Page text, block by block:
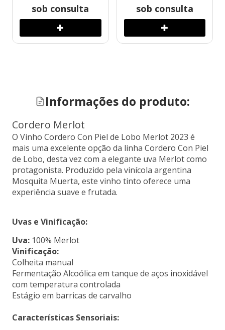
sob consulta sob consulta
Informações do produto:
Cordero Merlot
O Vinho Cordero Con Piel de Lobo Merlot 2023 é
mais uma excelente opção da linha Cordero Con Piel
de Lobo, desta vez com a elegante uva Merlot como
protagonista. Produzido pela vinícola argentina
Mosquita Muerta, este vinho tinto oferece uma
experiência suave e frutada.
Uvas e Vinificação:
Uva: 100% Merlot
Vinificação:
Colheita manual
Fermentação Alcoólica em tanque de aços inoxidável
com temperatura controlada
Estágio em barricas de carvalho
Características Sensoriais: